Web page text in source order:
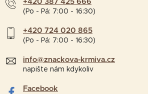
+420 387 425 666
(Po - Pá: 7:00 - 16:30)
+420 724 020 865
(Po - Pá: 7:00 - 16:30)
info@znackova-krmiva.cz
napište nám kdykoliv
Facebook